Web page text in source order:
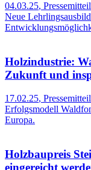
04.03.25,
Neue
Holzindustrie:
Zukunft und
17.02.25,
Erfolgsmodell
Europa.
Holzbaupreis
eingereicht